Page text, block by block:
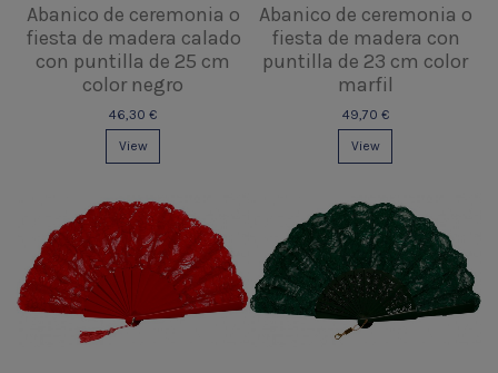
Abanico de ceremonia o
fiesta de madera calado
con puntilla de 25 cm
color negro
46,30 €
View
Abanico de ceremonia o
fiesta de madera con
puntilla de 23 cm color
marfil
49,70 €
View